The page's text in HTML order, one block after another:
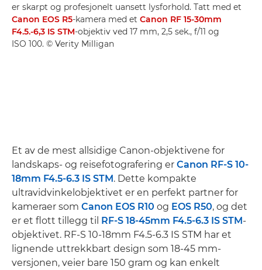
er skarpt og profesjonelt uansett lysforhold. Tatt med et
Canon EOS R5-kamera med et Canon RF 15-30mm
F4.5.-6,3 IS STM-objektiv ved 17 mm, 2,5 sek., f/11 og
ISO 100. © Verity Milligan
Et av de mest allsidige Canon-objektivene for
landskaps- og reisefotografering er Canon RF-S 10-
18mm F4.5-6.3 IS STM. Dette kompakte
ultravidvinkelobjektivet er en perfekt partner for
kameraer som Canon EOS R10 og EOS R50, og det
er et flott tillegg til RF-S 18-45mm F4.5-6.3 IS STM-
objektivet. RF-S 10-18mm F4.5-6.3 IS STM har et
lignende uttrekkbart design som 18-45 mm-
versjonen, veier bare 150 gram og kan enkelt